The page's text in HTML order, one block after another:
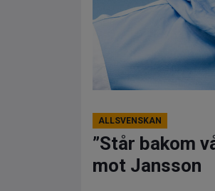
ALLSVENSKAN
”Står bakom
mot Jansson